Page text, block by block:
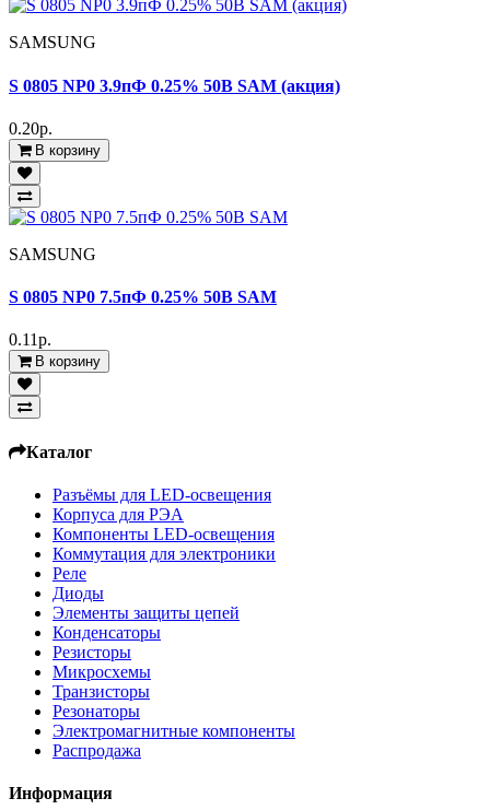
SAMSUNG
S 0805 NP0 3.9пФ 0.25% 50В SAM (акция)
0.20р.
В корзину
SAMSUNG
S 0805 NP0 7.5пФ 0.25% 50В SAM
0.11р.
В корзину
Каталог
Разъёмы для LED-освещения
Корпуса для РЭА
Компоненты LED-освещения
Коммутация для электроники
Реле
Диоды
Элементы защиты цепей
Конденсаторы
Резисторы
Микросхемы
Транзисторы
Резонаторы
Электромагнитные компоненты
Распродажа
Информация